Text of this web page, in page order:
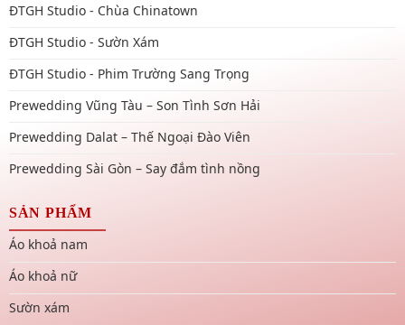
ĐTGH Studio - Chùa Chinatown
ĐTGH Studio - Sườn Xám
ĐTGH Studio - Phim Trường Sang Trọng
Prewedding Vũng Tàu – Son Tình Sơn Hải
Prewedding Dalat – Thế Ngoại Đào Viên
Prewedding Sài Gòn – Say đắm tình nồng
SẢN PHẨM
Áo khoả nam
Áo khoả nữ
Sườn xám